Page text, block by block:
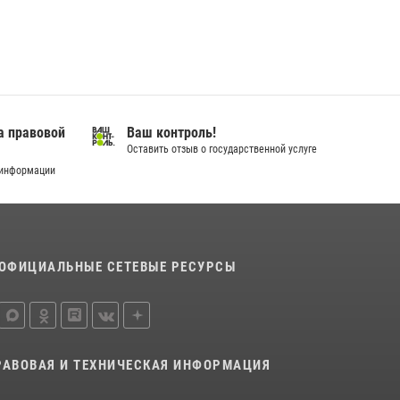
«Каникулы с Росгвардией»
11 июля 2026, 12:26 7
правовой
Ваш контроль!
Оставить отзыв о государственной услуге
СЕТЕВЫЕ РЕСУРСЫ
И ТЕХНИЧЕСКАЯ ИНФОРМАЦИЯ